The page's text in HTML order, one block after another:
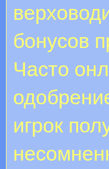
бонусов
Часто
игрок